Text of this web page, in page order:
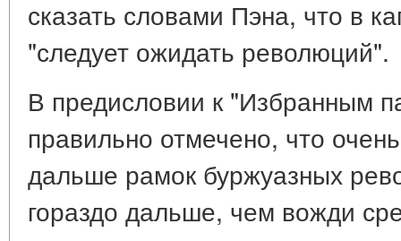
сказать словами Пэна, что в
"следует ожидать революций".
В предисловии к "Избранным
правильно отмечено, что
дальше рамок буржуазных
гораздо дальше, чем вожди